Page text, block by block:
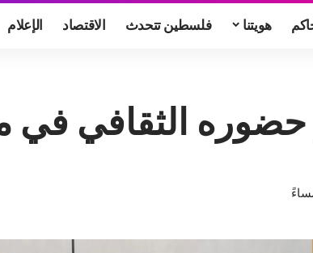
هويتنا فلسطين تتحدث الاقتصاد الإعلام
الثقافي في